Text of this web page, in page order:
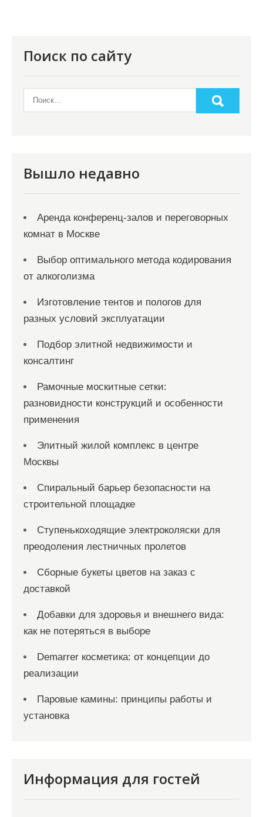
Поиск по сайту
Вышло недавно
Аренда конференц-залов и переговорных
комнат в Москве
Выбор оптимального метода кодирования
от алкоголизма
Изготовление тентов и пологов для
разных условий эксплуатации
Подбор элитной недвижимости и
консалтинг
Рамочные москитные сетки:
разновидности конструкций и особенности
применения
Элитный жилой комплекс в центре
Москвы
Спиральный барьер безопасности на
строительной площадке
Ступенькоходящие электроколяски для
преодоления лестничных пролетов
Сборные букеты цветов на заказ с
доставкой
Добавки для здоровья и внешнего вида:
как не потеряться в выборе
Demarrer косметика: от концепции до
реализации
Паровые камины: принципы работы и
установка
Информация для гостей